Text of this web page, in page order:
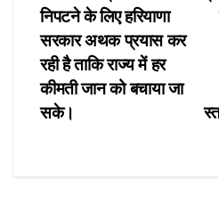
navigation
निपटने के लिए हरियाणा
सरकार अथक प्रयास कर
रही है ताकि राज्य में हर
कीमती जान को बचाया जा
सके।